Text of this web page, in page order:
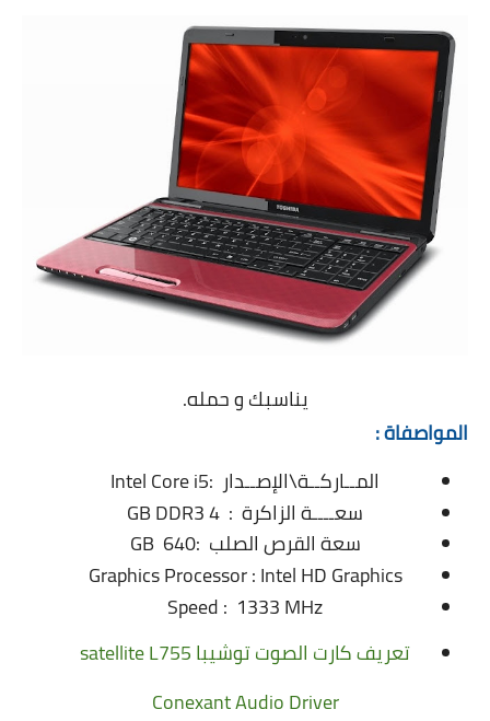
يناسبك و حمله.
المواصفاة :
المــاركــة\الإصــدار :Intel Core i5
سعــــة الزاكرة : 4 GB DDR3
سعة القرص الصلب :640 GB
Graphics Processor : Intel HD Graphics
Speed : 1333 MHz
تعريف كارت الصوت توشيبا satellite L755
Conexant Audio Driver